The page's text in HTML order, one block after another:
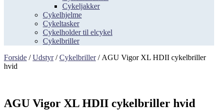
Cykeljakker
Cykelhjelme
Cykeltasker
Cykelholder til elcykel
Cykelbriller
Forside /Udstyr/Cykelbriller/ AGU Vigor XL HDII cykelbriller
hvid
AGU Vigor XL HDII cykelbriller hvid